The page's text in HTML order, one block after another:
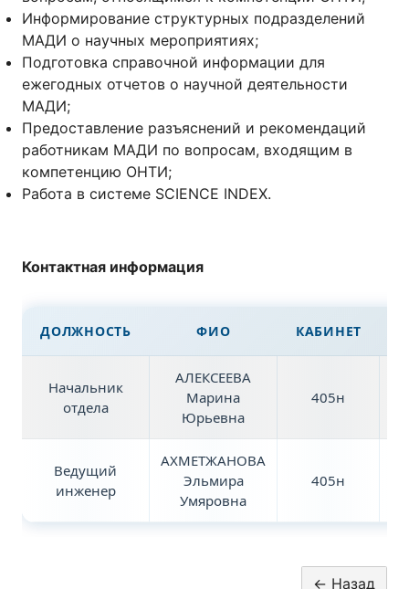
Информирование структурных подразделений
МАДИ о научных мероприятиях;
Подготовка справочной информации для
ежегодных отчетов о научной деятельности
МАДИ;
Предоставление разъяснений и рекомендаций
работникам МАДИ по вопросам, входящим в
компетенцию ОНТИ;
Работа в системе SCIENCE INDEX.
Контактная информация
ДОЛЖНОСТЬ ФИО КАБИНЕТ
Начальник
отдела
АЛЕКСЕЕВА
Марина
Юрьевна
405н
Ведущий
инженер
АХМЕТЖАНОВА
Эльмира
Умяровна
405н